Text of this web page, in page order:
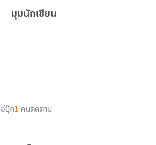
มุมนักเขียน
อีบุ๊ก1 คนติดตาม